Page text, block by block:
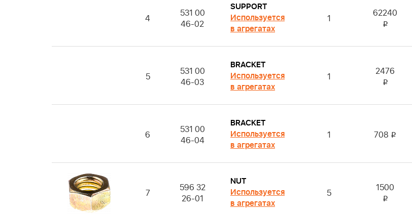
4
531 00
46-02
SUPPORT
Используется
в агрегатах
1 62240
i
5
531 00
46-03
BRACKET
Используется
в агрегатах
1 2476
i
6
531 00
46-04
BRACKET
Используется
в агрегатах
1 708 i
7
596 32
26-01
NUT
Используется
в агрегатах
5 1500
i